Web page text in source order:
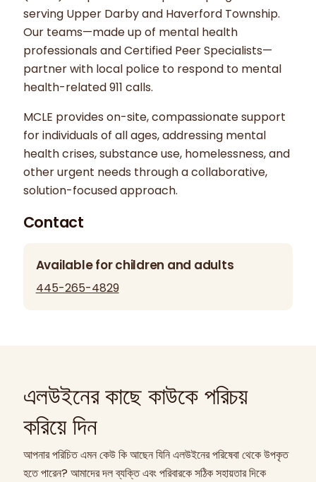
serving Upper Darby and Haverford Township.
Our teams—made up of mental health
professionals and Certified Peer Specialists—
partner with local police to respond to mental
health-related 911 calls.
MCLE provides on-site, compassionate support
for individuals of all ages, addressing mental
health crises, substance use, homelessness, and
other urgent needs through a collaborative,
solution-focused approach.
Contact
Available for children and adults
445-265-4829
এলউইনের কাছে কাউকে পরিচয়
করিয়ে দিন
আপনার পরিচিত এমন কেউ কি আছেন যিনি এলউইনের পরিষেবা থেকে উপকৃত
হতে পারেন? আমাদের দল ব্যক্তি এবং পরিবারকে সঠিক সহায়তার দিকে